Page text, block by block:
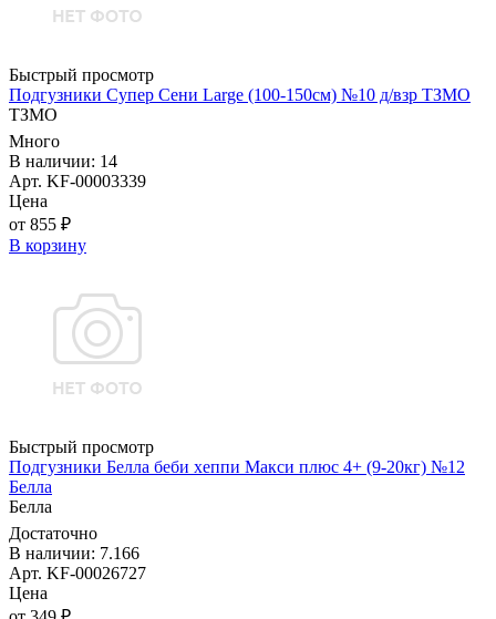
Быстрый просмотр
Подгузники Супер Сени Large (100-150см) №10 д/взр ТЗМО
ТЗМО
Много
В наличии: 14
Арт. KF-00003339
Цена
от 855 ₽
В корзину
Быстрый просмотр
Подгузники Белла беби хеппи Макси плюс 4+ (9-20кг) №12
Белла
Белла
Достаточно
В наличии: 7.166
Арт. KF-00026727
Цена